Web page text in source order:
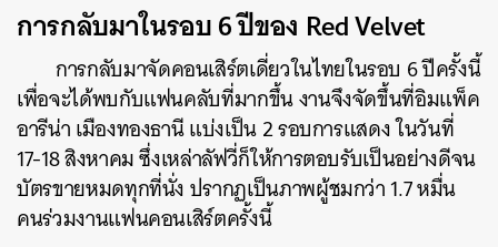
การกลับมาในรอบ 6 ปีของ Red Velvet
การกลับมาจัดคอนเสิร์ตเดี่ยวในไทยในรอบ 6 ปีครั้งนี้
เพื่อจะได้พบกับแฟนคลับที่มากขึ้น งานจึงจัดขึ้นที่อิมแพ็ค
อารีน่า เมืองทองธานี แบ่งเป็น 2 รอบการแสดง ในวันที่
17-18 สิงหาคม ซึ่งเหล่าลัฟวี่ก็ให้การตอบรับเป็นอย่างดีจน
บัตรขายหมดทุกที่นั่ง ปรากฏเป็นภาพผู้ชมกว่า 1.7 หมื่น
คนร่วมงานแฟนคอนเสิร์ตครั้งนี้